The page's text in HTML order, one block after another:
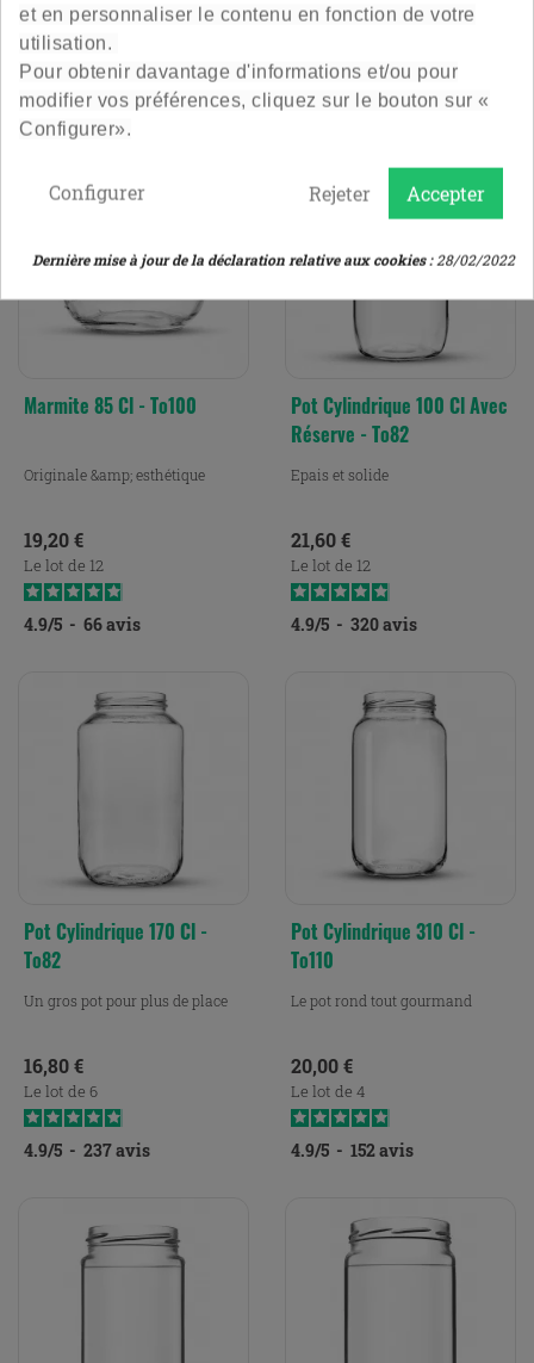
Prix
9,00 €
Le lot de 6
4.9/5- 206avis
Prix
19,20 €
4.8 5- 34 avis
Marmite 85 Cl - To100
Originale &amp; esthétique
Prix
19,20 €
Le lot de 12
4.9/5 - 66avis
Pot Cylindrique 100 Cl Avec
Réserve - To82
Epais et solide
Prix
21,60 €
Le lot de 12
4.9/5 - 320avis
Pot Cylindrique 170 Cl -
To82
Un gros pot pour plus de place
Prix
16,80 €
Le lot de 6
4.9/5 - 237avis
Pot Cylindrique 310 Cl -
To110
Le pot rond tout gourmand
Prix
20,00 €
Le lot de 4
4.9/5 - 152avis
et en personnaliser le contenu en fonction de votre
utilisation.
Pour obtenir davantage d'informations et/ou pour
modifier vos préférences, cliquez sur le bouton sur «
Configurer».
Accepter
Rejeter
Configurer
Dernière mise à jour de la déclaration relative aux cookies :28/02/2022